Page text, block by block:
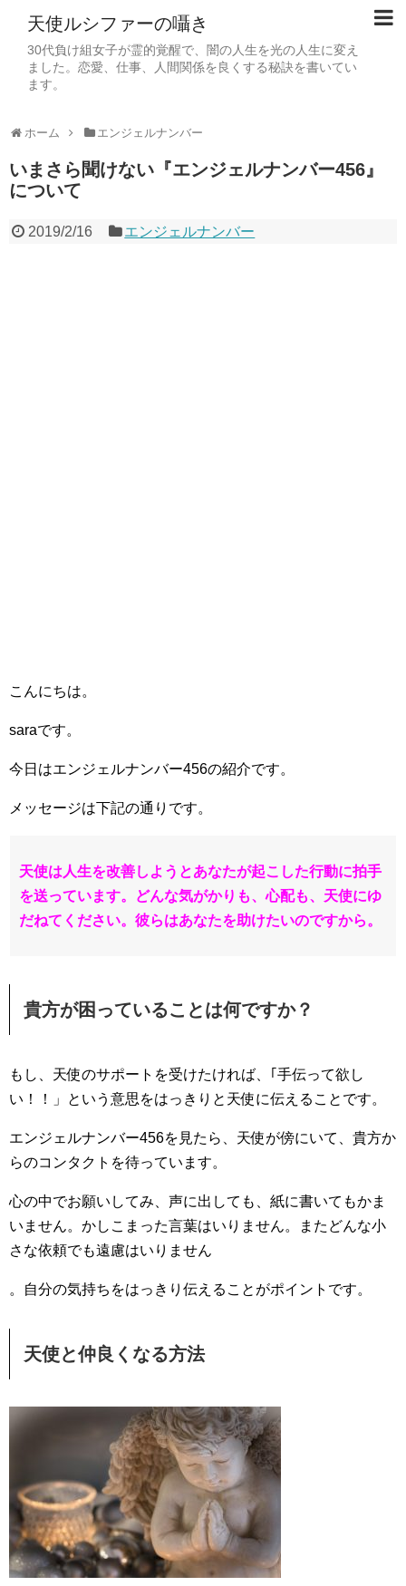
天使ルシファーの囁き
30代負け組女子が霊的覚醒で、闇の人生を光の人生に変え
ました。恋愛、仕事、人間関係を良くする秘訣を書いてい
ます。
ホーム エンジェルナンバー
いまさら聞けない『エンジェルナンバー456』
について
2019/2/16 エンジェルナンバー
こんにちは。
saraです。
今日はエンジェルナンバー456の紹介です。
メッセージは下記の通りです。
天使は人生を改善しようとあなたが起こした行動に拍手
を送っています。どんな気がかりも、心配も、天使にゆ
だねてください。彼らはあなたを助けたいのですから。
貴方が困っていることは何ですか？
もし、天使のサポートを受けたければ、｢手伝って欲し
い！！」という意思をはっきりと天使に伝えることです。
エンジェルナンバー456を見たら、天使が傍にいて、貴方か
らのコンタクトを待っています。
心の中でお願いしてみ、声に出しても、紙に書いてもかま
いません。かしこまった言葉はいりません。またどんな小
さな依頼でも遠慮はいりません
。自分の気持ちをはっきり伝えることがポイントです。
天使と仲良くなる方法